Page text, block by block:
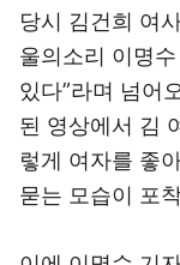
당시 김건희 여
울의소리 이명
있다”라며 넘어
된 영상에서 김
렇게 여자를 좋
묻는 모습이 포